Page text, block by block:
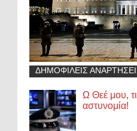
ΔΗΜΟΦΙΛΕΙΣ
Ω Θεέ μου,
αστυνομία!